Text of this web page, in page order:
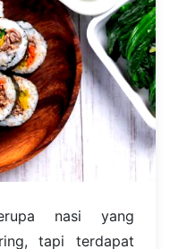
nasi yang
tapi terdapat